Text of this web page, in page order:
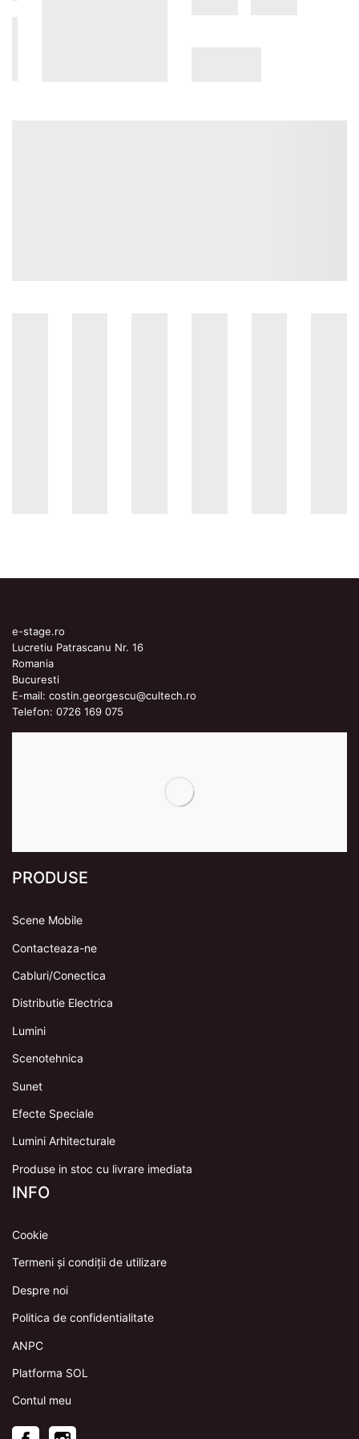
e-stage.ro
Lucretiu Patrascanu Nr. 16
Romania
Bucuresti
E-mail: costin.georgescu@cultech.ro
Telefon: 0726 169 075
PRODUSE
Scene Mobile
Contacteaza-ne
Cabluri/Conectica
Distributie Electrica
Lumini
Scenotehnica
Sunet
Efecte Speciale
Lumini Arhitecturale
Produse in stoc cu livrare imediata
INFO
Cookie
Termeni și condiții de utilizare
Despre noi
Politica de confidentialitate
ANPC
Platforma SOL
Contul meu
Facebook